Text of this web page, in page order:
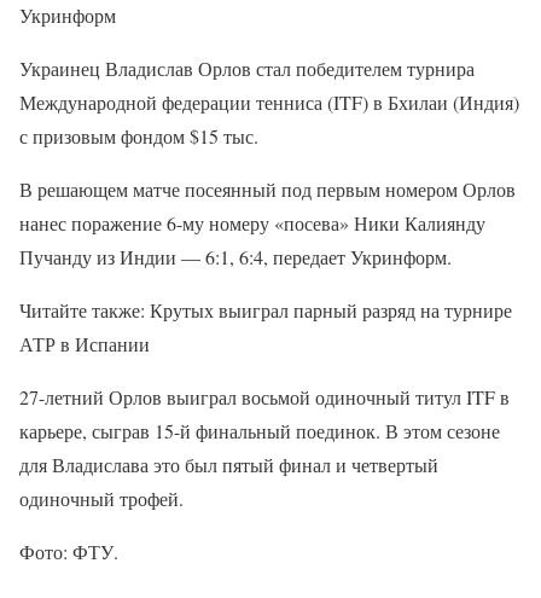
Укринформ
Украинец Владислав Орлов стал победителем турнира
Международной федерации тенниса (ITF) в Бхилаи (Индия)
с призовым фондом $15 тыс.
В решающем матче посеянный под первым номером Орлов
нанес поражение 6-му номеру «посева» Ники Калиянду
Пучанду из Индии — 6:1, 6:4, передает Укринформ.
Читайте также: Крутых выиграл парный разряд на турнире
АТР в Испании
27-летний Орлов выиграл восьмой одиночный титул ITF в
карьере, сыграв 15-й финальный поединок. В этом сезоне
для Владислава это был пятый финал и четвертый
одиночный трофей.
Фото: ФТУ.